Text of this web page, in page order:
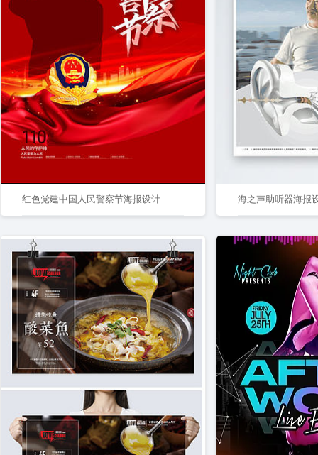
红色党建中国人民警察节海报设计 海之声助听器海报